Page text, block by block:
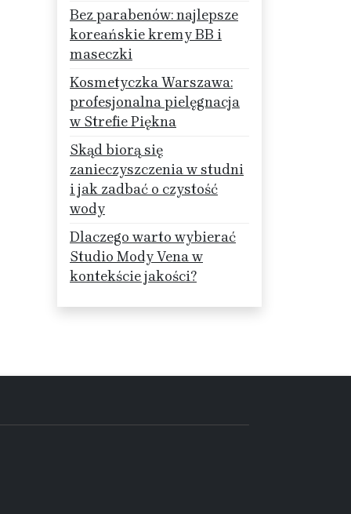
Bez parabenów: najlepsze
koreańskie kremy BB i
maseczki
Kosmetyczka Warszawa:
profesjonalna pielęgnacja
w Strefie Piękna
Skąd biorą się
zanieczyszczenia w studni
i jak zadbać o czystość
wody
Dlaczego warto wybierać
Studio Mody Vena w
kontekście jakości?